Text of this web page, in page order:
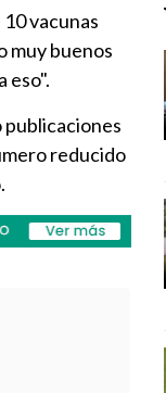
vacunas
muy buenos
eso".
publicaciones
reducido